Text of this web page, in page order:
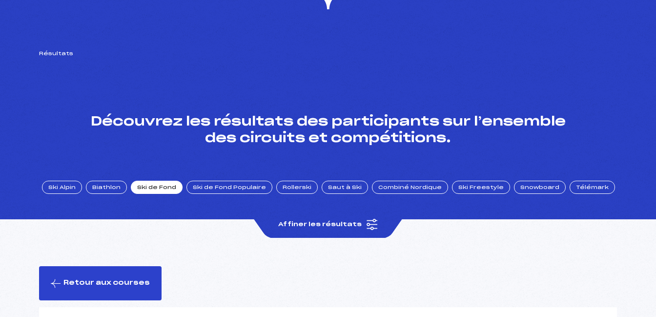
Résultats
Découvrez les résultats des participants sur l’ensemble
des circuits et compétitions.
Ski Alpin Biathlon Ski de Fond Ski de Fond Populaire Rollerski Saut à Ski Combiné Nordique Ski Freestyle Snowboard Télémark
Affiner les résultats
Retour aux courses